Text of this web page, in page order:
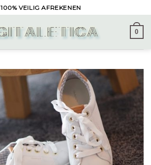
100% VEILIG AFREKENEN
0